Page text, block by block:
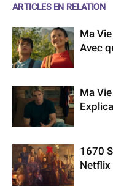
ARTICLES EN RELATION
Ma
Avec
Ma
1670
Netflix